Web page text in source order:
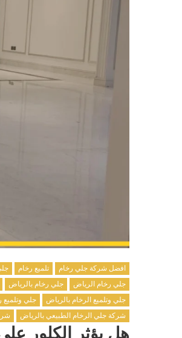
افضل شركة جلي رخام تلميع رخام
جلي رخام الرياض
جلي رخام بالرياض
جلي وتلميع الرخام بالرياض
جلي وتلميع
شركة جلي الرخام الطبيعي بالرياض
هل يؤثر الكلور